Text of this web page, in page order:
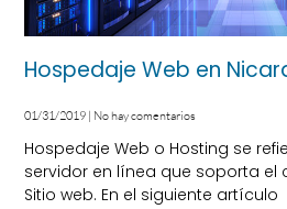
Hospedaje Web en
01/31/2019 No hay comentarios
Hospedaje Web o Hosting se
servidor en línea que soporta el
Sitio web. En el siguiente artículo